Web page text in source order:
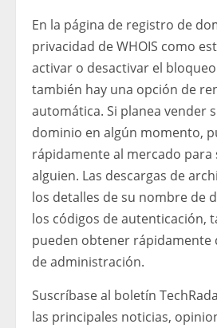
En la página de registro de
privacidad de WHOIS como
activar o desactivar el
también hay una opción de
automática. Si planea vender
dominio en algún momento,
rápidamente al mercado para
alguien. Las descargas de
los detalles de su nombre de
los códigos de autenticación,
pueden obtener rápidamente
de administración.
Suscríbase al boletín
las principales noticias,